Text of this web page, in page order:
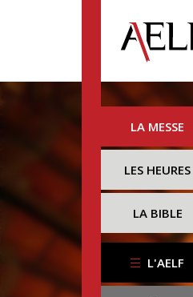
LA MESSE
LES HEURES
LA BIBLE
L'AELF